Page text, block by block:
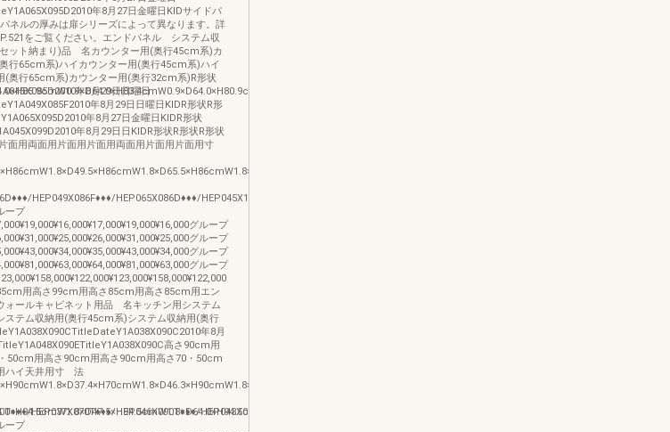
年8月27日金曜日KIDサイドパ
ネルの厚みは扉シリーズによって異なります。詳
をご覧ください。エンドパネル システム収
ット納まり)品 名カウンター用(奥行45cm系)カ
行65cm系)ハイカウンター用(奥行45cm系)ハイ
(奥行65cm系)カウンター用(奥行32cm系)R形状
年8月29日日曜日
年8月29日日曜日KIDR形状R形
年8月27日金曜日KIDR形状
年8月29日日KIDR形状R形状R形状
面用両面用片面用片面用両面用片面用片面用寸
HEP049X086F♦♦♦/HEP065X086D♦♦♦/HEP045X100D♦♦♦/HEP049X100F♦♦♦/HEP065X100D♦♦♦/HEP032X086D♦♦♦/
プ
グループ
グループ
グループ
グループ
用高さ99cm用高さ85cm用高さ85cm用エン
ォールキャビネット用品 名キッチン用システム
ステム収納用(奥行45cm系)システム収納用(奥行
年8月
高さ90cm用
50cm用高さ90cm用高さ90cm用高さ70・50cm
ハイ天井用寸 法
HEP037X070T♦♦♦/HEP046X090T♦♦♦/HEP043X090T♦♦♦/HEP043X070T♦♦♦/HEP030X070T♦♦♦/HEP030X090T♦♦♦/
プ